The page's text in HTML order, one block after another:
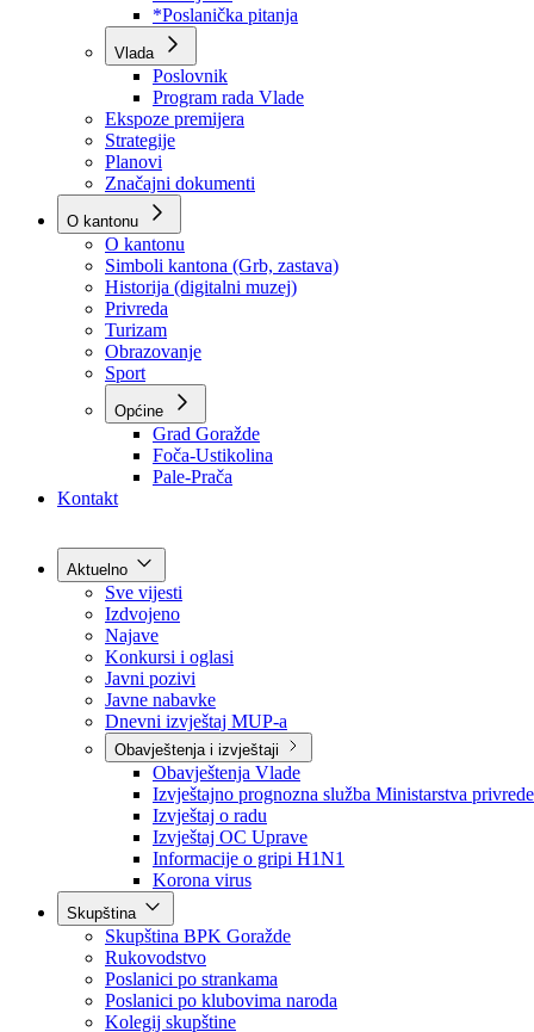
Zakoni
*Odluke
*Zaključci
*Poslanička pitanja
Vlada
Poslovnik
Program rada Vlade
Ekspoze premijera
Strategije
Planovi
Značajni dokumenti
O kantonu
O kantonu
Simboli kantona (Grb, zastava)
Historija (digitalni muzej)
Privreda
Turizam
Obrazovanje
Sport
Općine
Kontakt
Aktuelno
Sve vijesti
Izdvojeno
Najave
Konkursi i oglasi
Javni pozivi
Javne nabavke
Dnevni izvještaj MUP-a
Obavještenja i izvještaji
Obavještenja Vlade
Izvještajno prognozna služba Ministarstva privrede
Izvještaj o radu
Izvještaj OC Uprave
Informacije o gripi H1N1
Korona virus
Skupština
Skupština BPK Goražde
Rukovodstvo